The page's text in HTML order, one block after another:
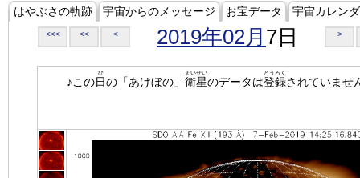
はやぶさの軌跡 宇宙からのメッセージ お宝データ 宇宙カレン
<<< << < 2019年02月 7日 >
♪この日
ひ
の「あけぼの」 衛星
えいせい
のデータは登録
とうろく
されていませ